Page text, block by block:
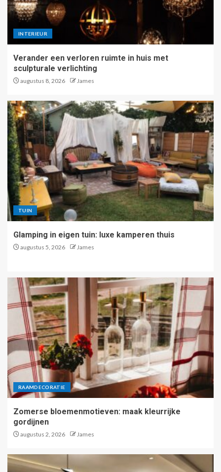
INTERIEUR
Verander een verloren ruimte in huis met
sculpturale verlichting
augustus 8, 2026 James
TUIN
Glamping in eigen tuin: luxe kamperen thuis
augustus 5, 2026 James
RAAMDECORATIE
Zomerse bloemenmotieven: maak kleurrijke
gordijnen
augustus 2, 2026 James